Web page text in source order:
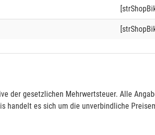
der gesetzlichen Mehrwertsteuer. Alle
handelt es sich um die unverbindliche